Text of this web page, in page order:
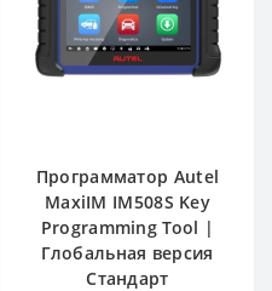
Программатор Autel
MaxiIM IM508S Key
Programming Tool |
Глобальная версия
Стандарт